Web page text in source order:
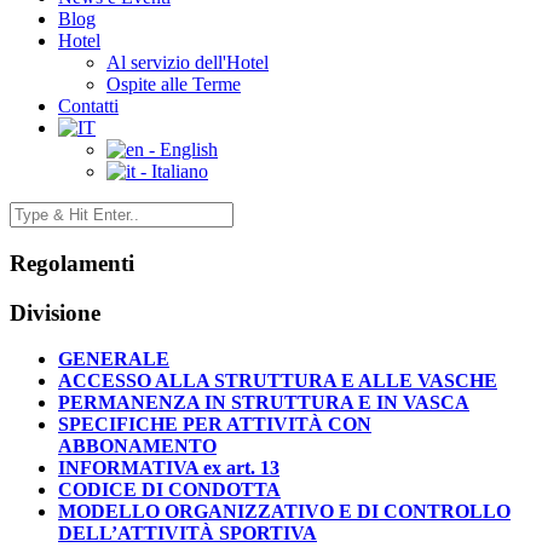
Blog
Hotel
Al servizio dell'Hotel
Ospite alle Terme
Contatti
- English
- Italiano
Regolamenti
Divisione
GENERALE
ACCESSO ALLA STRUTTURA E ALLE VASCHE
PERMANENZA IN STRUTTURA E IN VASCA
SPECIFICHE PER ATTIVITÀ CON
ABBONAMENTO
INFORMATIVA ex art. 13
CODICE DI CONDOTTA
MODELLO ORGANIZZATIVO E DI CONTROLLO
DELL’ATTIVITÀ SPORTIVA